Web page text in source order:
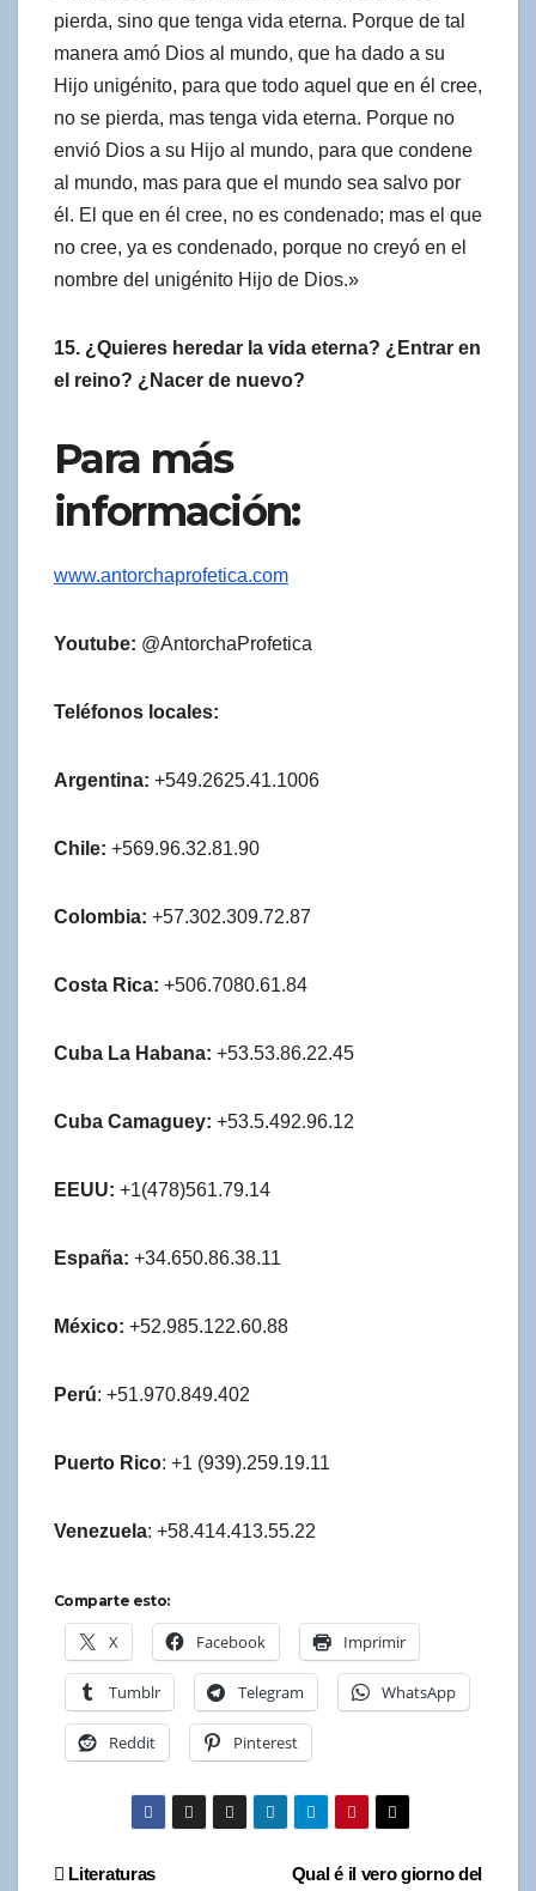
pierda, sino que tenga vida eterna. Porque de tal
manera amó Dios al mundo, que ha dado a su
Hijo unigénito, para que todo aquel que en él cree,
no se pierda, mas tenga vida eterna. Porque no
envió Dios a su Hijo al mundo, para que condene
al mundo, mas para que el mundo sea salvo por
él. El que en él cree, no es condenado; mas el que
no cree, ya es condenado, porque no creyó en el
nombre del unigénito Hijo de Dios.»
15. ¿Quieres heredar la vida eterna? ¿Entrar en
el reino? ¿Nacer de nuevo?
Para más
información:
www.antorchaprofetica.com
Youtube: @AntorchaProfetica
Teléfonos locales:
Argentina: +549.2625.41.1006
Chile: +569.96.32.81.90
Colombia: +57.302.309.72.87
Costa Rica: +506.7080.61.84
Cuba La Habana: +53.53.86.22.45
Cuba Camaguey: +53.5.492.96.12
EEUU: +1(478)561.79.14
España: +34.650.86.38.11
México: +52.985.122.60.88
Perú: +51.970.849.402
Puerto Rico: +1 (939).259.19.11
Venezuela: +58.414.413.55.22
Comparte esto:
X Facebook Imprimir
Tumblr Telegram WhatsApp
Reddit Pinterest
Navegación Qual é il vero giorno del
Literaturas